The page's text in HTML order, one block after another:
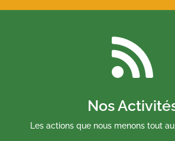

Nos
Les actions que nous menons tout